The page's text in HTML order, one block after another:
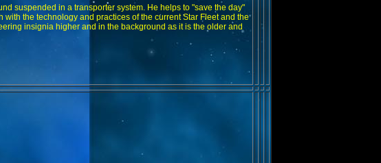
suspended in a transporter system. He helps to "save the day"
the technology and practices of the current Star Fleet and the
insignia higher and in the background as it is the older and